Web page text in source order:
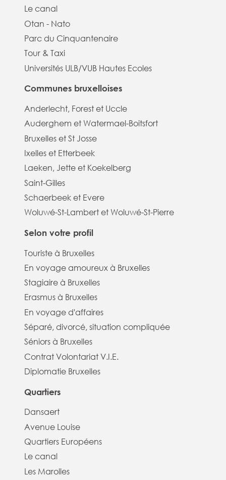
Le canal
Otan - Nato
Parc du Cinquantenaire
Tour & Taxi
Universités ULB/VUB Hautes Ecoles
Communes bruxelloises
Anderlecht, Forest et Uccle
Auderghem et Watermael-Boitsfort
Bruxelles et St Josse
Ixelles et Etterbeek
Laeken, Jette et Koekelberg
Saint-Gilles
Schaerbeek et Evere
Woluwé-St-Lambert et Woluwé-St-Pierre
Selon votre profil
Touriste à Bruxelles
En voyage amoureux à Bruxelles
Stagiaire à Bruxelles
Erasmus à Bruxelles
En voyage d'affaires
Séparé, divorcé, situation compliquée
Séniors à Bruxelles
Contrat Volontariat V.I.E.
Diplomatie Bruxelles
Quartiers
Dansaert
Avenue Louise
Quartiers Européens
Le canal
Les Marolles